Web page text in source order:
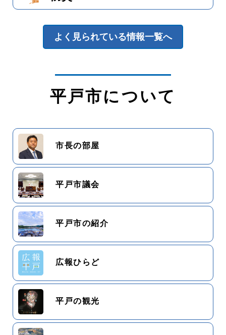
よく見られている情報一覧へ
平戸市について
市長の部屋
平戸市議会
平戸市の紹介
広報ひらど
平戸の観光